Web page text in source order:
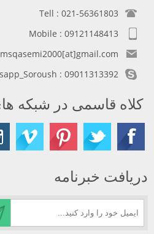
Tell : 021-56361803
Mobile : 09121148413
: 09011313392
کلاه قاسمی در شبکه
دریافت خبرنامه